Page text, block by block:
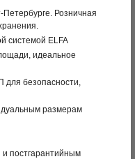
помощью
кнопку Оплата
происходит
платёжных
Mastercard
Петербурге. Розничная
системой ELFA
идеальное
безопасности,
размерам
и постгарантийным